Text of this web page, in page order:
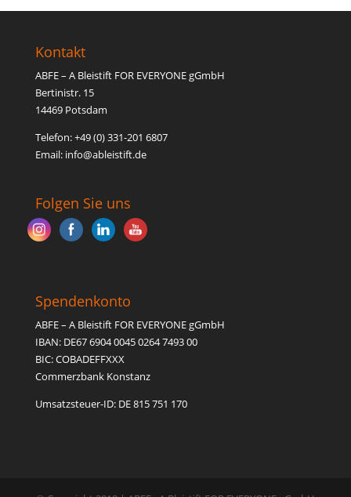
Kontakt
ABFE – A Bleistift FOR EVERYONE gGmbH
Bertinistr. 15
14469 Potsdam
Telefon: +49 (0) 331-201 6807
Email: info@ableistift.de
Folgen Sie uns
Spendenkonto
ABFE – A Bleistift FOR EVERYONE gGmbH
IBAN: DE67 6904 0045 0264 7493 00
BIC: COBADEFFXXX
Commerzbank Konstanz
Umsatzsteuer-ID: DE 815 751 170